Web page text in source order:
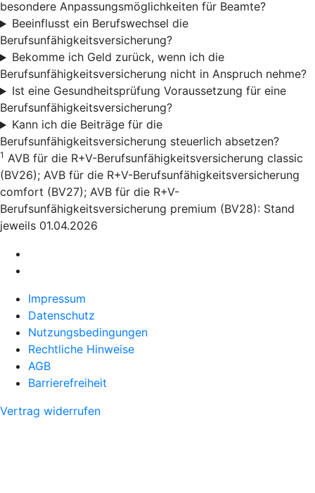
besondere Anpassungsmöglichkeiten für Beamte?
Beeinflusst ein Berufswechsel die
Berufsunfähigkeitsversicherung?
Bekomme ich Geld zurück, wenn ich die
Berufsunfähigkeitsversicherung nicht in Anspruch nehme?
Ist eine Gesundheitsprüfung Voraussetzung für eine
Berufsunfähigkeitsversicherung?
Kann ich die Beiträge für die
Berufsunfähigkeitsversicherung steuerlich absetzen?
1 AVB für die R+V-Berufsunfähigkeitsversicherung classic
(BV26); AVB für die R+V-Berufsunfähigkeitsversicherung
comfort (BV27); AVB für die R+V-
Berufsunfähigkeitsversicherung premium (BV28): Stand
jeweils 01.04.2026
Impressum
Datenschutz
Nutzungsbedingungen
Rechtliche Hinweise
AGB
Barrierefreiheit
Vertrag widerrufen